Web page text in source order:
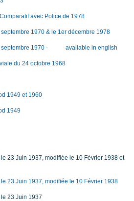
Comparatif avec Police de 1978
1970 & le 1er décembre 1978
1970 - available in english
du 24 octobre 1968
1949 et 1960
1949
23 Juin 1937, modifiée le 10 Février 1938 et
23 Juin 1937, modifiée le 10 Février 1938
23 Juin 1937